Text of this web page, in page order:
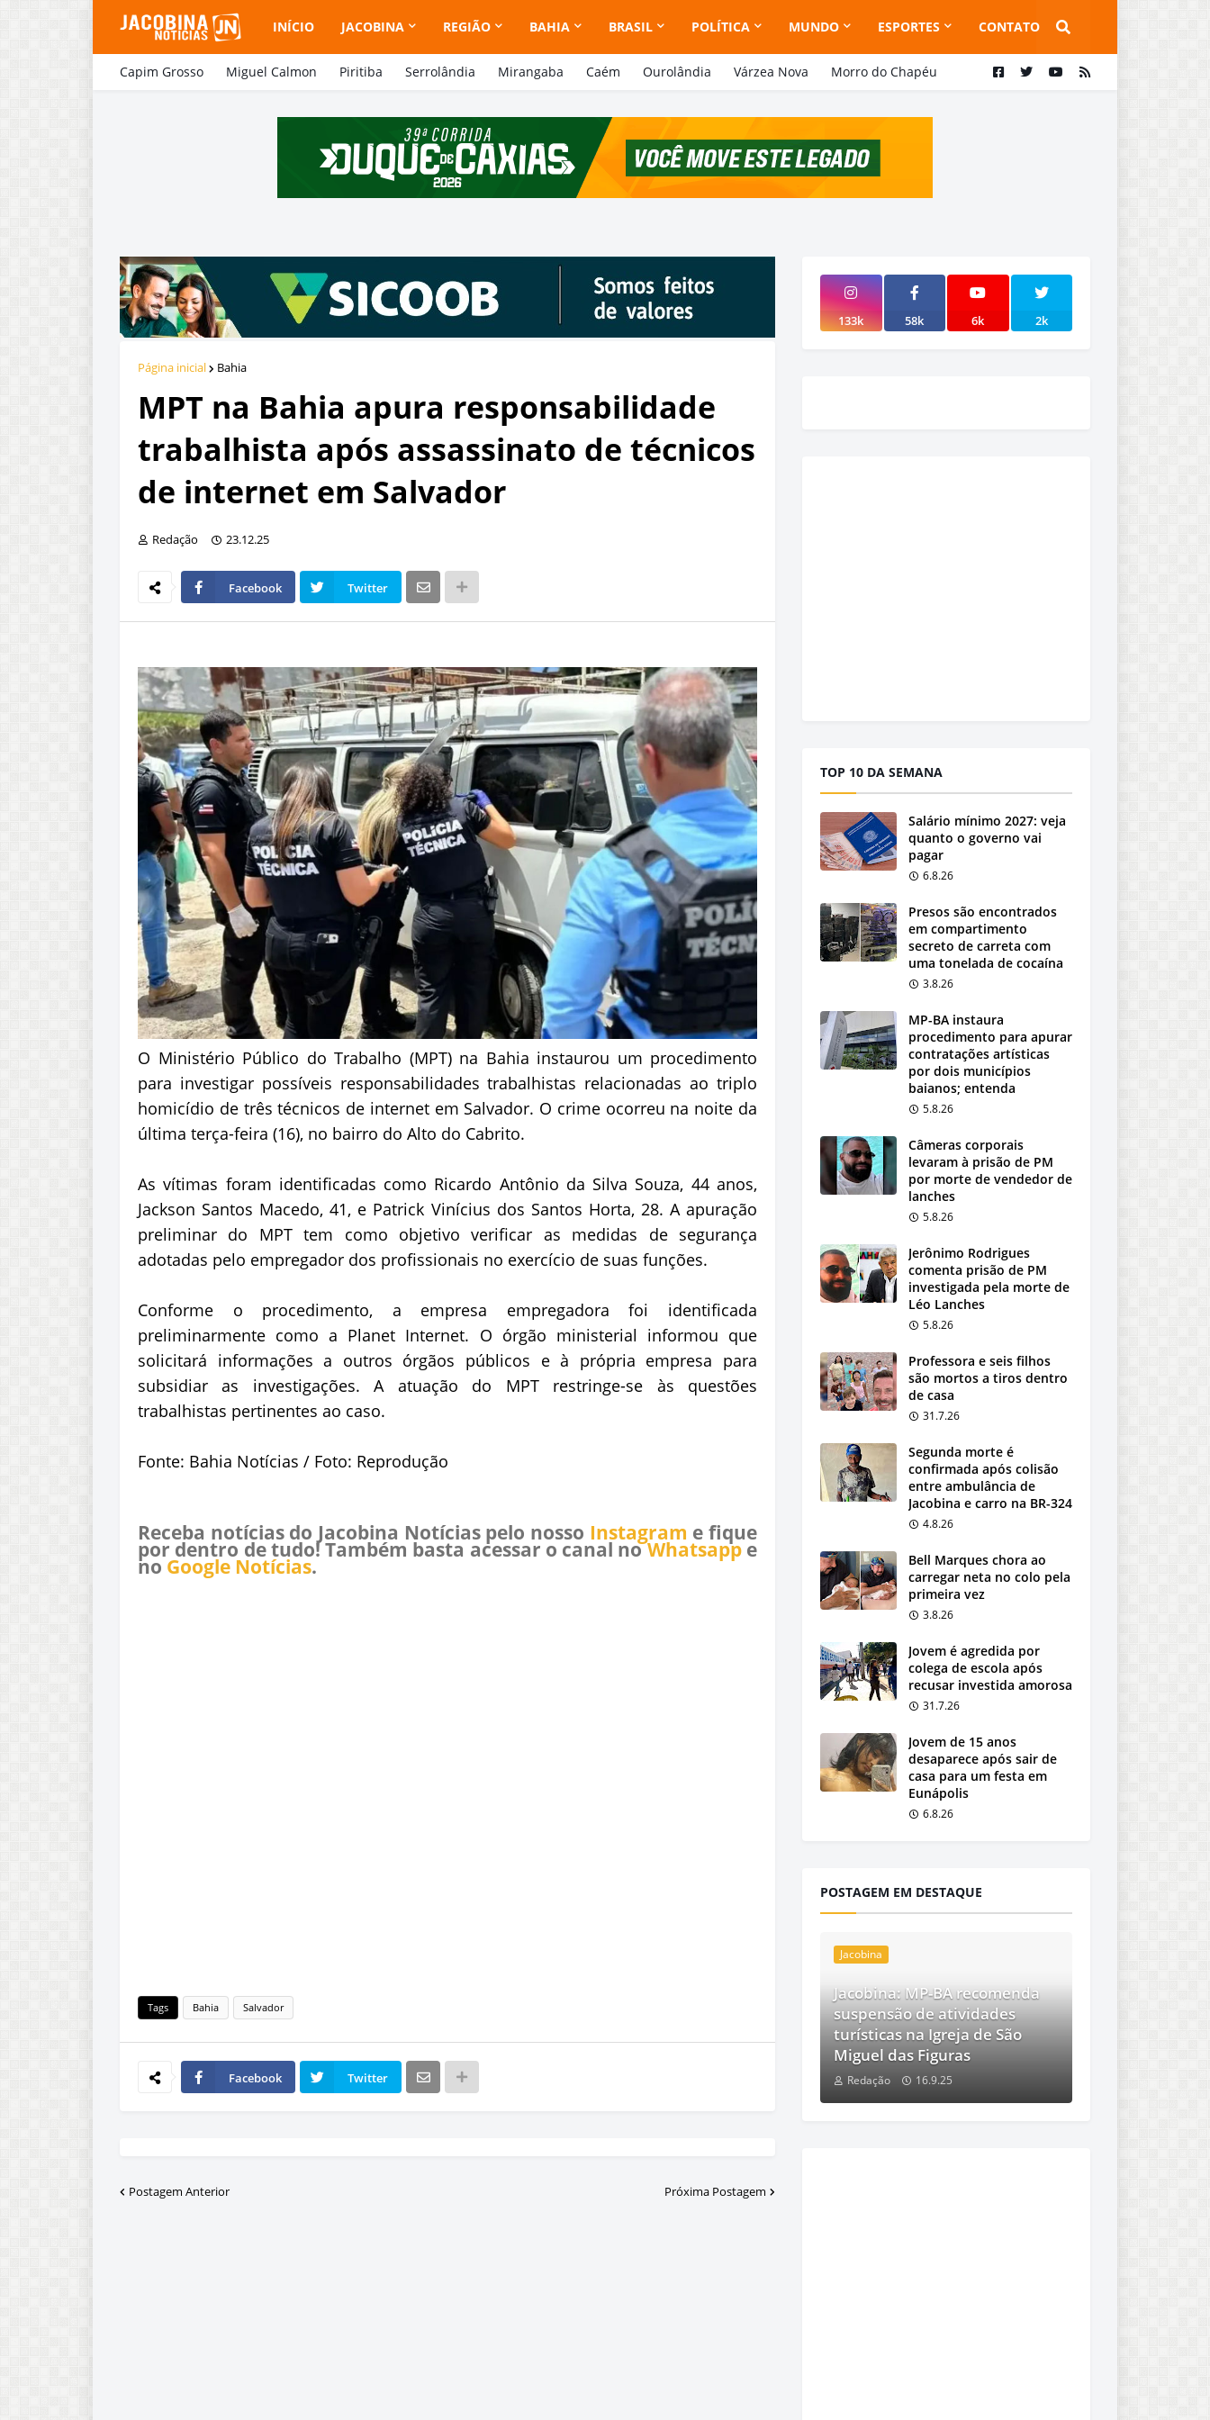
INÍCIO JACOBINA REGIÃO BAHIA BRASIL POLÍTICA MUNDO ESPORTES CONTATO
Capim Grosso Miguel Calmon Piritiba Serrolândia Mirangaba Caém Ourolândia Várzea Nova Morro do Chapéu
Página inicial Bahia
MPT na Bahia apura responsabilidade
trabalhista após assassinato de técnicos
de internet em Salvador
Redação 23.12.25
Facebook Twitter
O Ministério Público do Trabalho (MPT) na Bahia instaurou um procedimento
para investigar possíveis responsabilidades trabalhistas relacionadas ao triplo
homicídio de três técnicos de internet em Salvador. O crime ocorreu na noite da
última terça-feira (16), no bairro do Alto do Cabrito.
As vítimas foram identificadas como Ricardo Antônio da Silva Souza, 44 anos,
Jackson Santos Macedo, 41, e Patrick Vinícius dos Santos Horta, 28. A apuração
preliminar do MPT tem como objetivo verificar as medidas de segurança
adotadas pelo empregador dos profissionais no exercício de suas funções.
Conforme o procedimento, a empresa empregadora foi identificada
preliminarmente como a Planet Internet. O órgão ministerial informou que
solicitará informações a outros órgãos públicos e à própria empresa para
subsidiar as investigações. A atuação do MPT restringe-se às questões
trabalhistas pertinentes ao caso.
Fonte: Bahia Notícias / Foto: Reprodução
Receba notícias do Jacobina Notícias pelo nosso Instagram e fique
por dentro de tudo! Também basta acessar o canal noWhatsappe
no Google Notícias.
Tags Bahia Salvador
Facebook Twitter
Postagem Anterior Próxima Postagem
133k 58k 6k 2k
TOP 10 DA SEMANA
Salário mínimo 2027: veja
quanto o governo vai
pagar
6.8.26
Presos são encontrados
em compartimento
secreto de carreta com
uma tonelada de cocaína
3.8.26
MP-BA instaura
procedimento para apurar
contratações artísticas
por dois municípios
baianos; entenda
5.8.26
Câmeras corporais
levaram à prisão de PM
por morte de vendedor de
lanches
5.8.26
Jerônimo Rodrigues
comenta prisão de PM
investigada pela morte de
Léo Lanches
5.8.26
Professora e seis filhos
são mortos a tiros dentro
de casa
31.7.26
Segunda morte é
confirmada após colisão
entre ambulância de
Jacobina e carro na BR-324
4.8.26
Bell Marques chora ao
carregar neta no colo pela
primeira vez
3.8.26
Jovem é agredida por
colega de escola após
recusar investida amorosa
31.7.26
Jovem de 15 anos
desaparece após sair de
casa para um festa em
Eunápolis
6.8.26
POSTAGEM EM DESTAQUE
Jacobina
Jacobina: MP-BA recomenda
suspensão de atividades
turísticas na Igreja de São
Miguel das Figuras
Redação 16.9.25